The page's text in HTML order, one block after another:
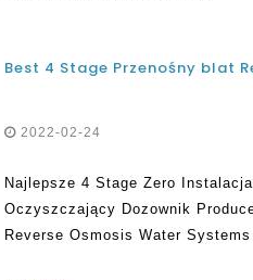
2022-02-24
Najlepsze 4 Stage Zero
Oczyszczający Dozownik
Reverse Osmosis Water